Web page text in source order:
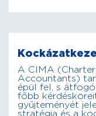
A CIMA
Accountants)
épül fel, s
főbb
gyűjteményét
stratégia és a